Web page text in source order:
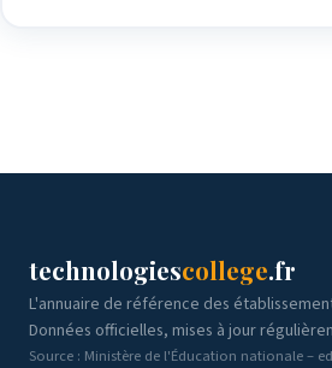
technologiescollege.fr
L'annuaire de référence des
Données officielles, mises à jour
Source : Ministère de l'Éducation nationale –